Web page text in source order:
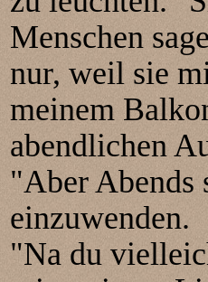
Menschen
nur, weil sie
meinem
abendlichen
"Aber Abends
einzuwenden.
"Na du